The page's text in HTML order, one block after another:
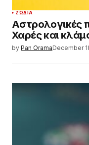
ΖΏΔΙΑ
Αστρολογικές
Χαρές και
by Pan OramaDecember